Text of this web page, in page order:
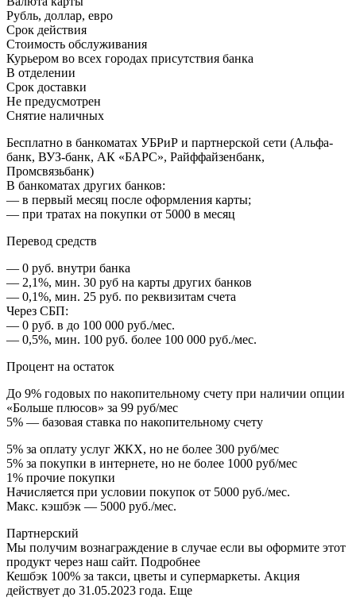
Рубль, доллар, евро
Срок действия
Стоимость обслуживания
Курьером во всех городах присутствия банка
В отделении
Срок доставки
Не предусмотрен
Снятие наличных
Бесплатно в банкоматах УБРиР и партнерской сети (Альфа-
банк, ВУЗ-банк, АК «БАРС», Райффайзенбанк,
Промсвязьбанк)
В банкоматах других банков:
— в первый месяц после оформления карты;
— при тратах на покупки от 5000 в месяц
Перевод средств
— 0 руб. внутри банка
— 2,1%, мин. 30 руб на карты других банков
— 0,1%, мин. 25 руб. по реквизитам счета
Через СБП:
— 0 руб. в до 100 000 руб./мес.
— 0,5%, мин. 100 руб. более 100 000 руб./мес.
Процент на остаток
До 9% годовых по накопительному счету при наличии опции
«Больше плюсов» за 99 руб/мес
5% — базовая ставка по накопительному счету
5% за оплату услуг ЖКХ, но не более 300 руб/мес
5% за покупки в интернете, но не более 1000 руб/мес
1% прочие покупки
Начисляется при условии покупок от 5000 руб./мес.
Макс. кэшбэк — 5000 руб./мес.
Партнерский
Мы получим вознаграждение в случае если вы оформите этот
продукт через наш сайт. Подробнее
Кешбэк 100% за такси, цветы и супермаркеты. Акция
действует до 31.05.2023 года. Еще